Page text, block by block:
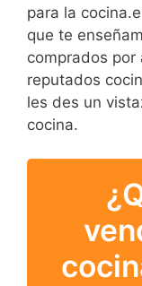
para la
que te
comprados
reputados
les des un
cocina.